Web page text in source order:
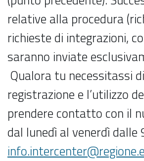
relative alla procedura
richieste di integrazioni,
saranno inviate
Qualora tu necessitassi
registrazione e l’utilizzo
prendere contatto con il
dal lunedì al venerdì